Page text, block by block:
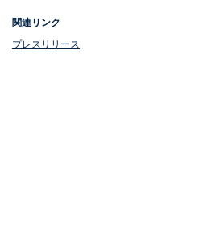
関連リンク
プレスリリース